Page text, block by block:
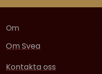
Om
Om Svea
Kontakta oss